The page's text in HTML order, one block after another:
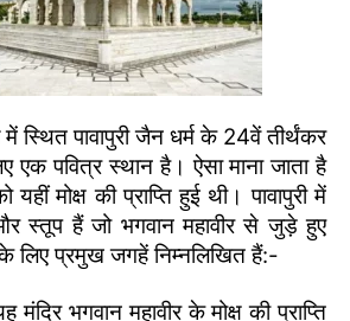
में स्थित पावापुरी जैन धर्म के 24वें तीर्थंकर
एक पवित्र स्थान है। ऐसा माना जाता है
यहीं मोक्ष की प्राप्ति हुई थी। पावापुरी में
स्तूप हैं जो भगवान महावीर से जुड़े हुए
लिए प्रमुख जगहें निम्नलिखित हैं:-
मंदिर भगवान महावीर के मोक्ष की प्राप्ति